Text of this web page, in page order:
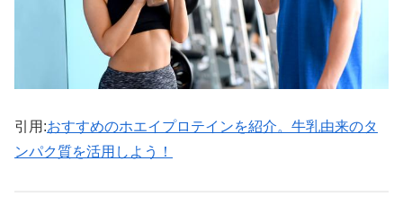
引用:おすすめのホエイプロテインを紹介。牛乳由来のタ
ンパク質を活用しよう！